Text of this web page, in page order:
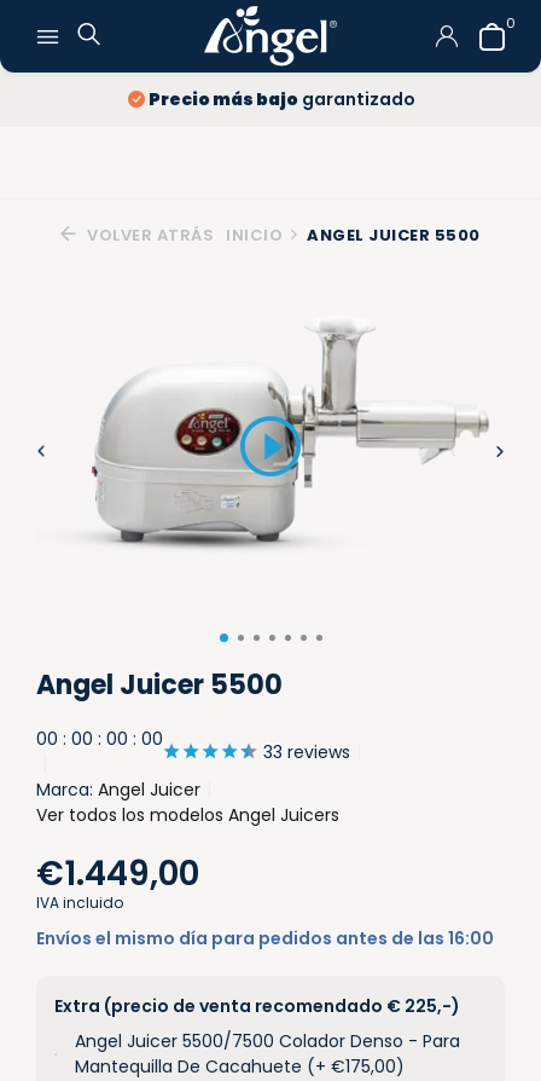
0
Precio más bajo garantizado
VOLVER ATRÁS INICIO ANGEL JUICER 5500
Angel Juicer 5500
00 : 00 : 00 : 00
33 reviews
Marca: Angel Juicer
Ver todos los modelos Angel Juicers
€1.449,00
IVA incluido
Envíos el mismo día para pedidos antes de las 16:00
Extra (precio de venta recomendado € 225,-)
Angel Juicer 5500/7500 Colador Denso - Para
Mantequilla De Cacahuete (+ €175,00)